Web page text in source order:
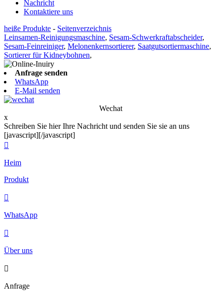
Nachricht
Kontaktiere uns
heiße Produkte - Seitenverzeichnis
Leinsamen-Reinigungsmaschine, Sesam-Schwerkraftabscheider,
Sesam-Feinreiniger, Melonenkernsortierer, Saatgutsortiermaschine,
Sortierer für Kidneybohnen,
Anfrage senden
WhatsApp
E-Mail senden
Wechat
x
Schreiben Sie hier Ihre Nachricht und senden Sie sie an uns
[javascript][/javascript]

Heim
Produkt

WhatsApp

Über uns

Anfrage